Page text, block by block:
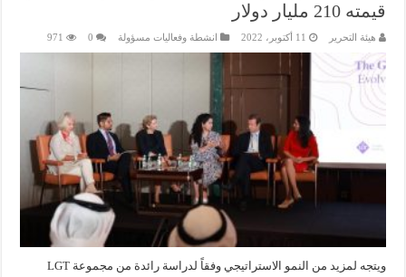
قيمته 210 مليار دولار
هيئة التحرير 11 أكتوبر، 2022 انشطة وفعاليات مسؤولة 0
971
ويتجه لمزيد من النمو الاستراتيجي وفقاً لدراسة رائدة من مجموعة LGT